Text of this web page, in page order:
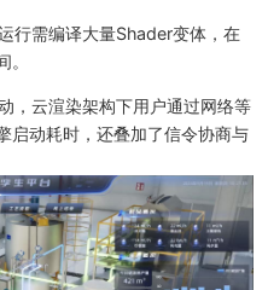
行需编译大量Shader变体，在
，云渲染架构下用户通过网络等
启动耗时，还叠加了信令协商与